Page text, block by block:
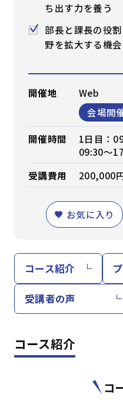
ち出す力を養う
部長と課長の役
野を拡大する機
開催地
Web
会場開
開催時間
1日目：
09:30～
受講費用
200,000
お気に入り
コース紹介
受講者の声
コース紹介
コ